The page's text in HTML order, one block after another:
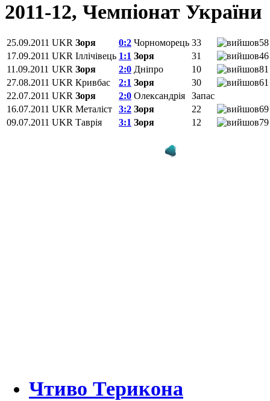
2011-12, Чемпіонат України
25.09.2011 UKR Зоря 0:2 Чорноморець 33
58
17.09.2011 UKR Іллічівець 1:1 Зоря 31
11.09.2011 UKR Зоря 2:0 Дніпро 10
81
27.08.2011 UKR Кривбас 2:1 Зоря 30
61
22.07.2011 UKR Зоря 2:0 Олександрія
Запас
16.07.2011 UKR Металіст 3:2 Зоря 22
69
09.07.2011 UKR Таврія 3:1 Зоря 12 79
Чтиво Терикона